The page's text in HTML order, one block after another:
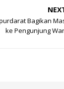
Bagikan
ke Pengunjung